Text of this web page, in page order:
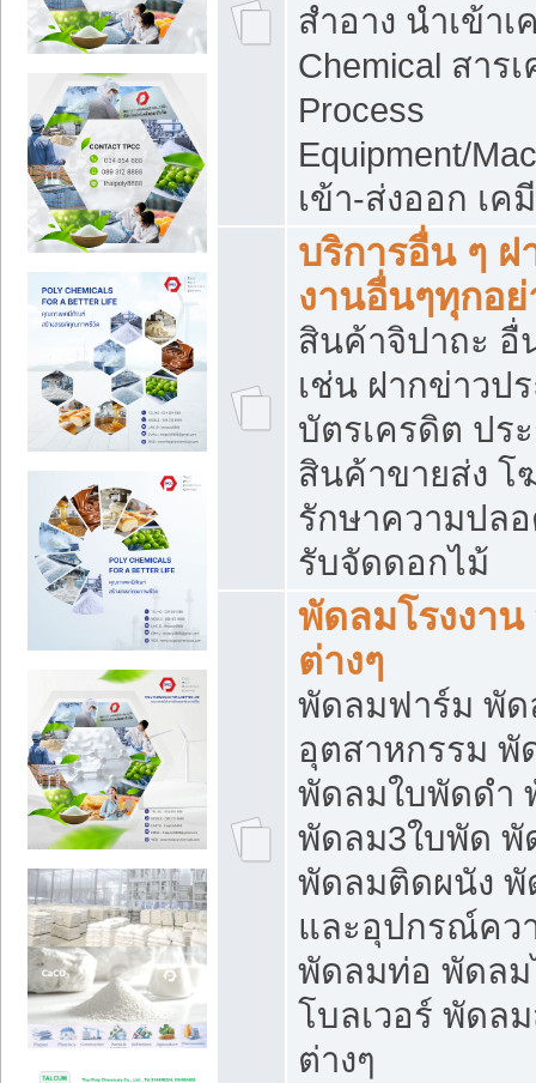
สำอาง นำเข้
Chemical สาร
Process
Equipment/
เข้า-ส่งออก เ
บริการอื่น ๆ
งานอื่นๆทุกอ
สินค้าจิปาถะ อื่
เช่น ฝากข่าวป
บัตรเครดิต ปร
สินค้าขายส่ง
รักษาความปล
รับจัดดอกไม้
พัดลมโรงงา
ต่างๆ
พัดลมฟาร์ม พัด
อุตสาหกรรม
พัดลมใบพัดดำ
พัดลม3ใบพัด พั
พัดลมติดผนัง
และอุปกรณ์คว
พัดลมท่อ พัดลม
โบลเวอร์ พัดล
ต่างๆ